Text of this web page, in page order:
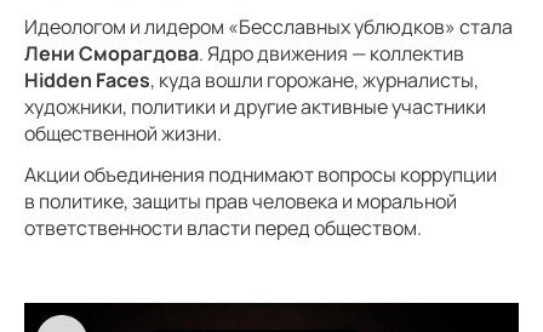
Идеологом и лидером «Бесславных ублюдков» стала
Лени Сморагдова. Ядро движения — коллектив
Hidden Faces, куда вошли горожане, журналисты,
художники, политики и другие активные участники
общественной жизни.
Акции объединения поднимают вопросы коррупции
в политике, защиты прав человека и моральной
ответственности власти перед обществом.